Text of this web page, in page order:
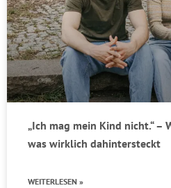
„Ich mag mein Kind nicht.“ –
was wirklich dahintersteckt
WEITERLESEN »